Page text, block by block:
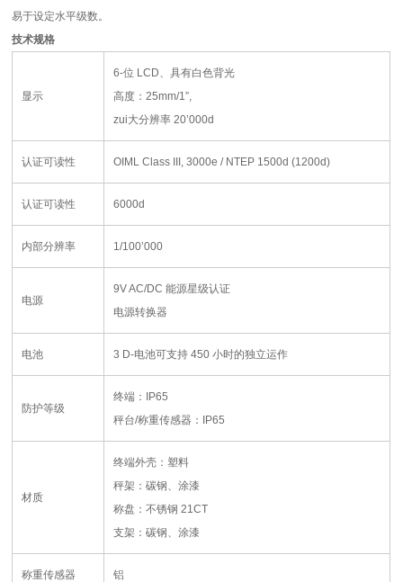
易于设定水平级数。
技术规格
显示
6-位 LCD、具有白色背光
高度：25mm/1”,
zui大分辨率 20’000d
认证可读性 OIML Class III, 3000e / NTEP 1500d (1200d)
认证可读性 6000d
内部分辨率 1/100’000
电源
9V AC/DC能源星级认证
电源转换器
电池 3 D-电池可支持 450小时的独立运作
防护等级
终端：
IP65
秤台/称重传感器： IP65
材质
终端外壳：塑料
秤架：碳钢、涂漆
称盘：不锈钢 21CT
支架：碳钢、涂漆
称重传感器 铝